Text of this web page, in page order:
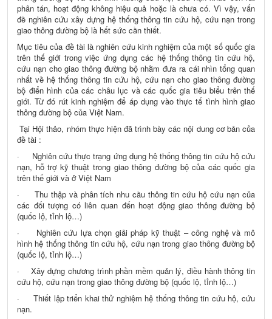
phân tán, hoạt động không hiệu quả hoặc là chưa có. Vì vậy, vấn
đề nghiên cứu xây dựng hệ thống thông tin cứu hộ, cứu nạn trong
giao thông đường bộ là hết sức cần thiết.
Mục tiêu của đề tài là nghiên cứu kinh nghiệm của một số quốc gia
trên thế giới trong việc ứng dụng các hệ thống thông tin cứu hộ,
cứu nạn cho giao thông đường bộ nhằm đưa ra cái nhìn tổng quan
nhất về hệ thống thông tin cứu hộ, cứu nạn cho giao thông đường
bộ điển hình của các châu lục và các quốc gia tiêu biểu trên thế
giới. Từ đó rút kinh nghiệm để áp dụng vào thực tế tình hình giao
thông đường bộ của Việt Nam.
Tại Hội thảo, nhóm thực hiện đã trình bày các nội dung cơ bản của
đề tài :
· Nghiên cứu thực trạng ứng dụng hệ thống thông tin cứu hộ cứu
nạn, hỗ trợ kỹ thuật trong giao thông đường bộ của các quốc gia
trên thế giới và ở Việt Nam
· Thu thập và phân tích nhu cầu thông tin cứu hộ cứu nạn của
các đối tượng có liên quan đến hoạt động giao thông đường bộ
(quốc lộ, tỉnh lộ…)
· Nghiên cứu lựa chọn giải pháp kỹ thuật – công nghệ và mô
hình hệ thống thông tin cứu hộ, cứu nạn trong giao thông đường bộ
(quốc lộ, tỉnh lộ…)
· Xây dựng chương trình phần mềm quản lý, điều hành thông tin
cứu hộ, cứu nạn trong giao thông đường bộ (quốc lộ, tỉnh lộ…)
· Thiết lập triển khai thử nghiệm hệ thống thông tin cứu hộ, cứu
nạn.